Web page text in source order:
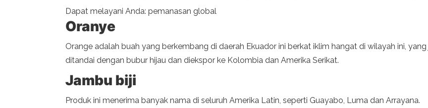
Dapat melayani Anda: pemanasan global
Oranye
Orange adalah buah yang berkembang di daerah Ekuador ini berkat iklim hangat di wilayah ini,
ditandai dengan bubur hijau dan diekspor ke Kolombia dan Amerika Serikat.
Jambu biji
Produk ini menerima banyak nama di seluruh Amerika Latin, seperti Guayabo, Luma dan Arrayana.